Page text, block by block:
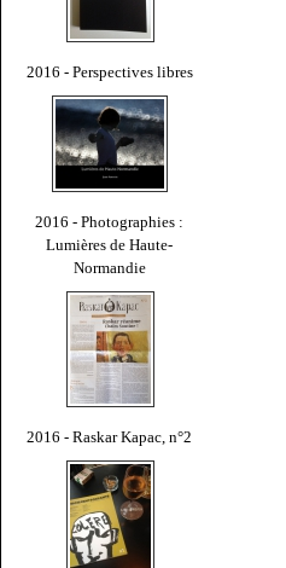
2016 - Perspectives libres
2016 - Photographies :
Lumières de Haute-
Normandie
2016 - Raskar Kapac, n°2